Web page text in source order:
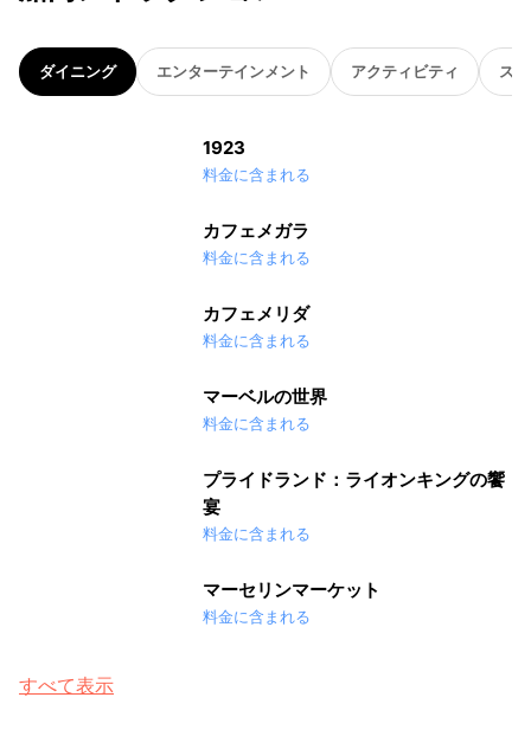
ダイニング エンターテインメント アクティビティ ス
1923
料金に含まれる
カフェメガラ
料金に含まれる
カフェメリダ
料金に含まれる
マーベルの世界
料金に含まれる
プライドランド：ライオンキングの饗
宴
料金に含まれる
マーセリンマーケット
料金に含まれる
すべて表示